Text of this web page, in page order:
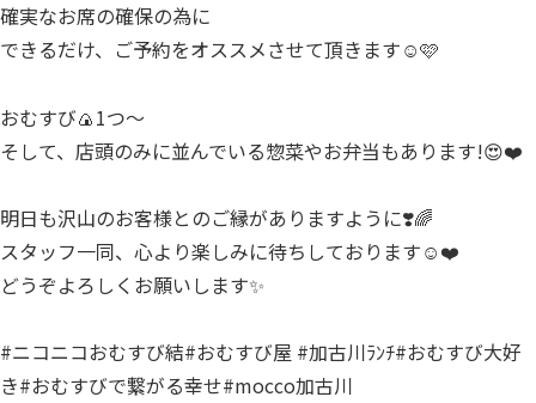
確実なお席の確保の為に
できるだけ、ご予約をオススメさせて頂きます☺️🩷
おむすび🍙1つ～
そして、店頭のみに並んでいる惣菜やお弁当もあります!😍❤️
明日も沢山のお客様とのご縁がありますように❣️🌈
スタッフ一同、心より楽しみに待ちしております☺️❤️
どうぞよろしくお願いします✨
⁡#ニコニコおむすび結#おむすび屋⁡ #加古川ﾗﾝﾁ⁡#おむすび大好
き#おむすびで繋がる幸せ#mocco加古川